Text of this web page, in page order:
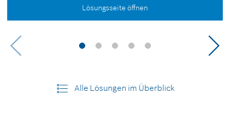
Lösungsseite öffnen
Alle Lösungen im Überblick